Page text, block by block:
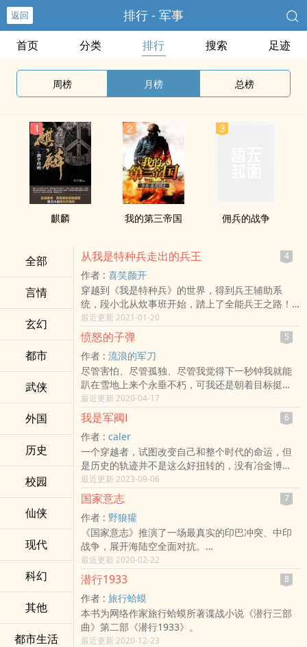
返回 排行 - 军事
首页 分类 排行 搜索 足迹
周榜 月榜 总榜
麒麟 我的第三帝国 佣兵的战争
全部
言情
玄幻
都市
武侠
外国
历史
校园
仙侠
现代
科幻
其他
都市生活
从我是特种兵走出的兵王 4
作者 : 喜笑颜开
穿越到《我是特种兵》的世界，得到兵王辅助系
统，段小北从炊事班开始，踏上了全能兵王之路！
另有《我是林正英的僵尸徒弟》一书，已有150万
+，更新稳定。
最近更新 2021-01-20
愤怒的子弹 5
作者 : 流浪的军刀
尽管害怕、尽管孤独、尽管我觉得下一秒钟我就能
趴在雪地上来个永垂不朽，可我还是朝着目标挺
进、不断地挺进。每一个兄弟都没有停下前进的步
伐，因为，我们是穿着一身马甲的中国军爷。
当敌人出现在我的瞄准具中时，我感觉自己的心脏
竟然瞬间停顿了下来！时间和我身边的一切仿佛都
凝固了，我的存在似乎就是为了从耳机中传来的那
一声低微而又危险的命令——杀！
我的兄弟，竟愿意为了一个陌生人的性命，去赔上
自己后半生的幸福。这不是一道简单的算术题就能
解释的。我想，得利的，应该是人性中的善良。那
种无论付出多大代价，只求个心安理得、问心无愧
的善良。
我要记住每一个和我同生共死的兄弟，记住那些滴
下的汗水和眼泪。老子仰天躺着，朝着依旧是满天
飞雪的天空狂笑起来！老子是爷们、老子是狼、老
最近更新 2020-04-17
我是军阀Ⅰ 6
作者 : caler
一个穿越者，试图改变自己和整个时代的命运，但
是历史的轨迹并不是这么好扭转的，没有冶金博
士，也不是金融奇才，也不是特种兵的普通人，只
能在这狂乱的时代中苦苦求生。
最近更新 2023-09-06
国家意志 7
作者 : 野狼獾
《国家意志》推演了一场最真实的印巴冲突、中印
战争，展开海陆空全面对抗。
全书涵盖300种军事武器装备，其读者遍布国内各大
军事论坛、持续引发网友对书中的中、美、印、巴
局势模拟推演，对各国军事武器装备深度分析等若
干争议话题。
最近更新 2020-02-22
潜行1933 8
作者 : 旅行蛤蟆
本书为网络作家旅行蛤蟆所著谍战小说《潜行三部
曲》第二部《潜行1933》。
最近更新 2020-12-23